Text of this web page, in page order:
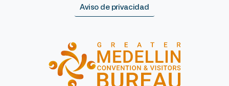
Aviso de privacidad